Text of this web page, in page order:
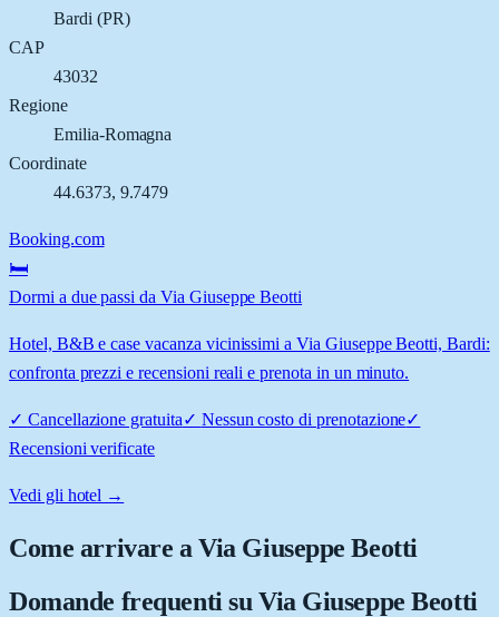
Bardi (PR)
CAP
43032
Regione
Emilia-Romagna
Coordinate
44.6373, 9.7479
Booking.com
🛏️
Dormi a due passi da Via Giuseppe Beotti
Hotel, B&B e case vacanza vicinissimi a Via Giuseppe Beotti, Bardi:
confronta prezzi e recensioni reali e prenota in un minuto.
✓ Cancellazione gratuita✓ Nessun costo di prenotazione✓
Recensioni verificate
Vedi gli hotel →
Come arrivare aVia Giuseppe Beotti
Domande frequenti su Via Giuseppe Beotti